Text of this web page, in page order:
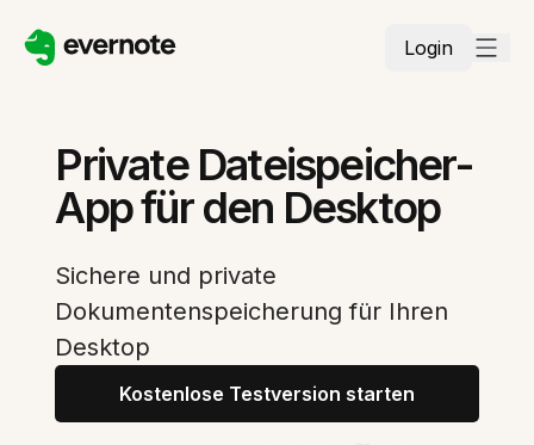
Login
Private Dateispeicher-
App für den Desktop
Sichere und private
Dokumentenspeicherung für Ihren
Desktop
Kostenlose Testversion starten